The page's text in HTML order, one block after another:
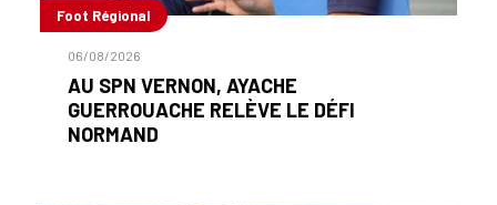
Foot Régional
06/08/2026
AU SPN VERNON, AYACHE
GUERROUACHE RELÈVE LE DÉFI
NORMAND